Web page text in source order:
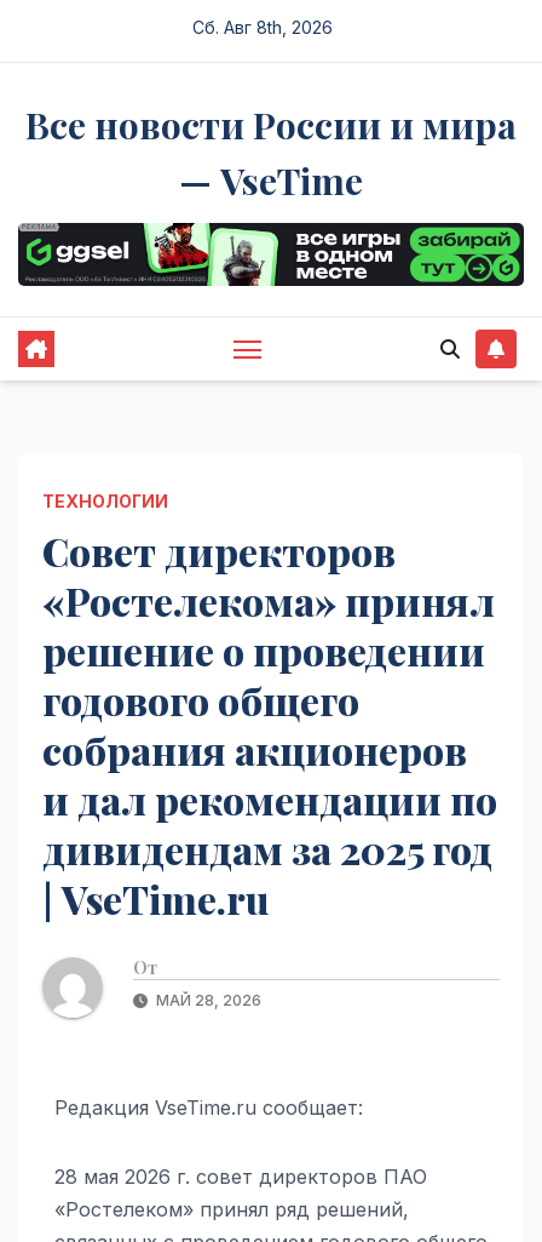
Сб. Авг 8th, 2026
Все новости России и мира
— VseTime
ТЕХНОЛОГИИ
Совет директоров
«Ростелекома» принял
решение о проведении
годового общего
собрания акционеров
и дал рекомендации по
дивидендам за 2025 год
| VseTime.ru
От
МАЙ 28, 2026
Редакция VseTime.ru сообщает:
28 мая 2026 г. совет директоров ПАО
«Ростелеком» принял ряд решений,